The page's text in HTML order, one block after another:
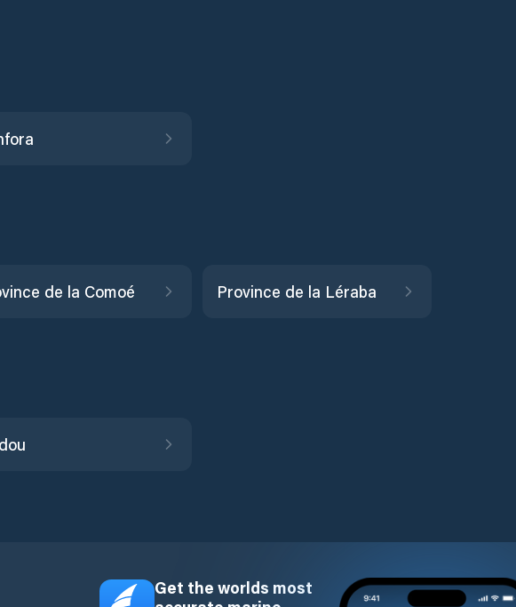
de la Comoé Province de la Léraba
Get the worlds most